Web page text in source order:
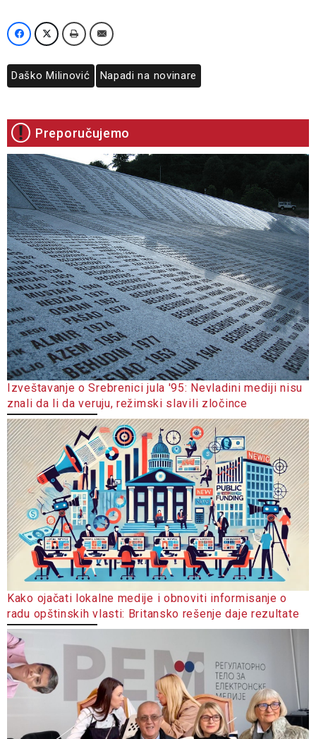
Daško Milinović Napadi na novinare
Preporučujemo
Izveštavanje o Srebrenici jula '95: Nevladini mediji nisu
znali da li da veruju, režimski slavili zločince
Kako ojačati lokalne medije i obnoviti informisanje o
radu opštinskih vlasti: Britansko rešenje daje rezultate